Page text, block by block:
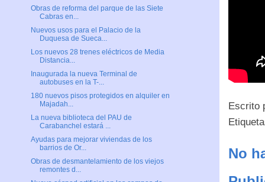
Escrito
No
Obras de reforma del parque de las Siete
Cabras en...
Nuevos usos para el Palacio de la
Duquesa de Sueca...
Los nuevos 28 trenes eléctricos de Media
Distancia...
Inaugurada la nueva Terminal de
autobuses en la T-...
180 nuevos pisos protegidos en alquiler en
Majadah...
La nueva biblioteca del PAU de
Carabanchel estará ...
Ayudas para mejorar viviendas de los
barrios de Or...
Obras de desmantelamiento de los viejos
remontes d...